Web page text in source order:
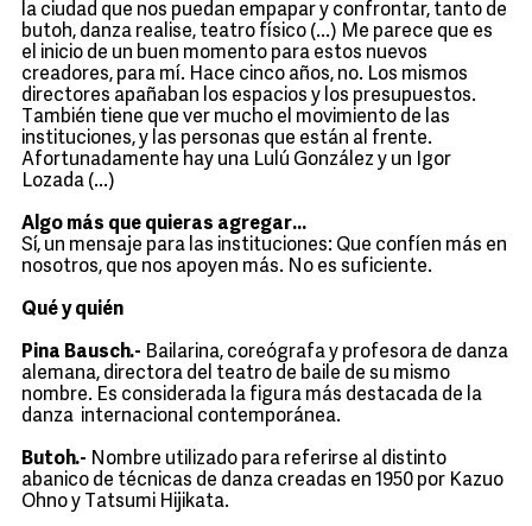
la ciudad que nos puedan empapar y confrontar, tanto de
butoh, danza realise, teatro físico (...) Me parece que es
el inicio de un buen momento para estos nuevos
creadores, para mí. Hace cinco años, no. Los mismos
directores apañaban los espacios y los presupuestos.
También tiene que ver mucho el movimiento de las
instituciones, y las personas que están al frente.
Afortunadamente hay una Lulú González y un Igor
Lozada (...)
Algo más que quieras agregar...
Sí, un mensaje para las instituciones: Que confíen más en
nosotros, que nos apoyen más. No es suficiente.
Qué y quién
Pina Bausch.- Bailarina, coreógrafa y profesora de danza
alemana, directora del teatro de baile de su mismo
nombre. Es considerada la figura más destacada de la
danza internacional contemporánea.
Butoh.- Nombre utilizado para referirse al distinto
abanico de técnicas de danza creadas en 1950 por Kazuo
Ohno y Tatsumi Hijikata.